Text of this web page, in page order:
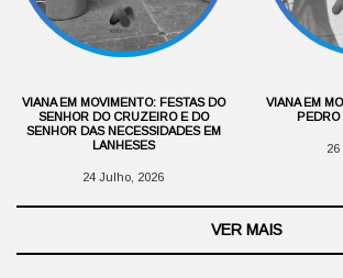
VIANA EM MOVIMENTO: FESTAS DO
SENHOR DO CRUZEIRO E DO
SENHOR DAS NECESSIDADES EM
LANHESES
24 Julho, 2026
VIANA EM
PEDRO
VER MAIS